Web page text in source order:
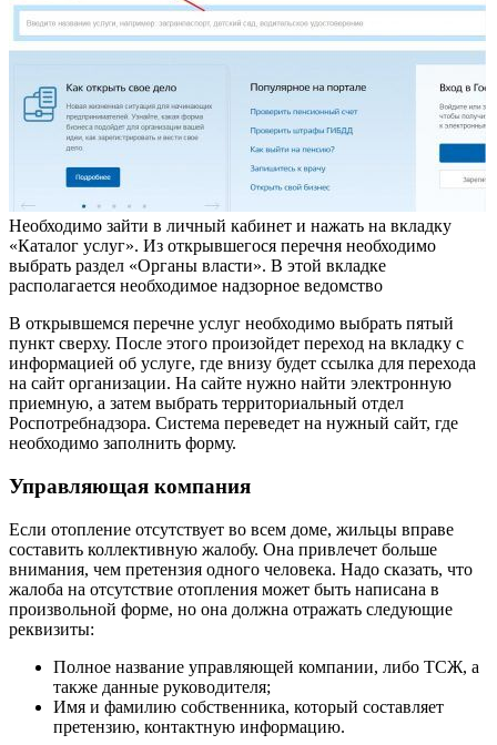
Необходимо зайти в личный кабинет и нажать на вкладку
«Каталог услуг». Из открывшегося перечня необходимо
выбрать раздел «Органы власти». В этой вкладке
располагается необходимое надзорное ведомство
В открывшемся перечне услуг необходимо выбрать пятый
пункт сверху. После этого произойдет переход на вкладку с
информацией об услуге, где внизу будет ссылка для перехода
на сайт организации. На сайте нужно найти электронную
приемную, а затем выбрать территориальный отдел
Роспотребнадзора. Система переведет на нужный сайт, где
необходимо заполнить форму.
Управляющая компания
Если отопление отсутствует во всем доме, жильцы вправе
составить коллективную жалобу. Она привлечет больше
внимания, чем претензия одного человека. Надо сказать, что
жалоба на отсутствие отопления может быть написана в
произвольной форме, но она должна отражать следующие
реквизиты:
Полное название управляющей компании, либо ТСЖ, а
также данные руководителя;
Имя и фамилию собственника, который составляет
претензию, контактную информацию.